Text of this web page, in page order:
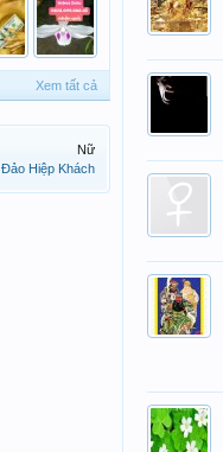
Xem tất cả
Nữ
Đảo Hiệp Khách